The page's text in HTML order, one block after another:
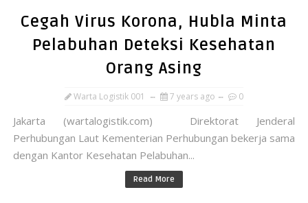
Cegah Virus Korona, Hubla Minta
Pelabuhan Deteksi Kesehatan
Orang Asing
Warta Logistik 001 7 years ago 0
Jakarta (wartalogistik.com) Direktorat Jenderal
Perhubungan Laut Kementerian Perhubungan bekerja sama
dengan Kantor Kesehatan Pelabuhan...
Read More